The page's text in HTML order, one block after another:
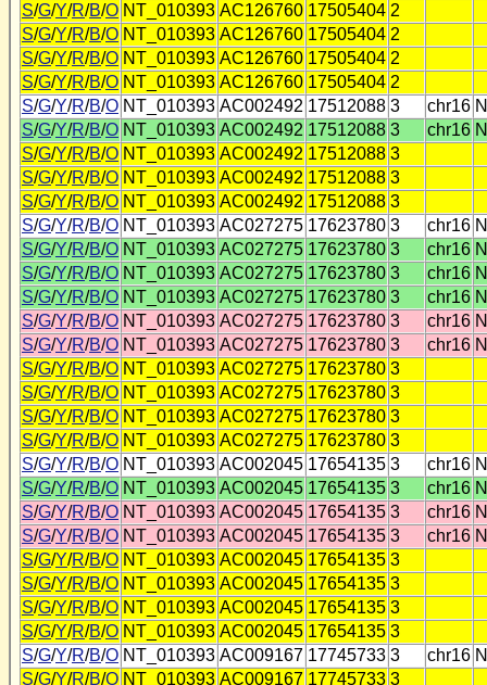
S/G/Y/R/B/O NT_010393 AC126760 17505404 2
S/G/Y/R/B/O NT_010393 AC126760 17505404 2
S/G/Y/R/B/O NT_010393 AC126760 17505404 2
S/G/Y/R/B/O NT_010393 AC126760 17505404 2
S/G/Y/R/B/O NT_010393 AC002492 17512088 3 chr16
S/G/Y/R/B/O NT_010393 AC002492 17512088 3 chr16
S/G/Y/R/B/O NT_010393 AC002492 17512088 3
S/G/Y/R/B/O NT_010393 AC002492 17512088 3
S/G/Y/R/B/O NT_010393 AC002492 17512088 3
S/G/Y/R/B/O NT_010393 AC027275 17623780 3 chr16
S/G/Y/R/B/O NT_010393 AC027275 17623780 3 chr16
S/G/Y/R/B/O NT_010393 AC027275 17623780 3 chr16
S/G/Y/R/B/O NT_010393 AC027275 17623780 3 chr16
S/G/Y/R/B/O NT_010393 AC027275 17623780 3 chr16
S/G/Y/R/B/O NT_010393 AC027275 17623780 3 chr16
S/G/Y/R/B/O NT_010393 AC027275 17623780 3
S/G/Y/R/B/O NT_010393 AC027275 17623780 3
S/G/Y/R/B/O NT_010393 AC027275 17623780 3
S/G/Y/R/B/O NT_010393 AC027275 17623780 3
S/G/Y/R/B/O NT_010393 AC002045 17654135 3 chr16
S/G/Y/R/B/O NT_010393 AC002045 17654135 3 chr16
S/G/Y/R/B/O NT_010393 AC002045 17654135 3 chr16
S/G/Y/R/B/O NT_010393 AC002045 17654135 3 chr16
S/G/Y/R/B/O NT_010393 AC002045 17654135 3
S/G/Y/R/B/O NT_010393 AC002045 17654135 3
S/G/Y/R/B/O NT_010393 AC002045 17654135 3
S/G/Y/R/B/O NT_010393 AC002045 17654135 3
S/G/Y/R/B/O NT_010393 AC009167 17745733 3 chr16
S/G/Y/R/B/O NT_010393 AC009167 17745733 3